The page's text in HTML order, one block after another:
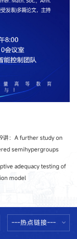
讲：A further study on
semihypergroups
adequacy testing of
model
---热点链接---